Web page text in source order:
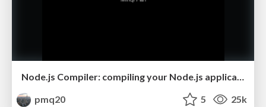
Node.js Compiler: compiling your Node.js application into a single executable
pmq20
5 25k